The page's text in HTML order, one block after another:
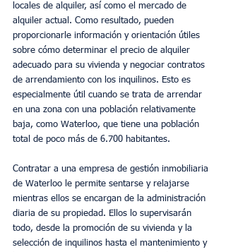
locales de alquiler, así como el mercado de
alquiler actual. Como resultado, pueden
proporcionarle información y orientación útiles
sobre cómo determinar el precio de alquiler
adecuado para su vivienda y negociar contratos
de arrendamiento con los inquilinos. Esto es
especialmente útil cuando se trata de arrendar
en una zona con una población relativamente
baja, como Waterloo, que tiene una población
total de poco más de 6.700 habitantes.
Contratar a una empresa de gestión inmobiliaria
de Waterloo le permite sentarse y relajarse
mientras ellos se encargan de la administración
diaria de su propiedad. Ellos lo supervisarán
todo, desde la promoción de su vivienda y la
selección de inquilinos hasta el mantenimiento y